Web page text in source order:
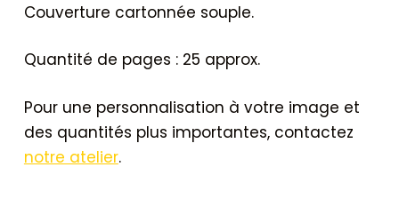
Couverture cartonnée souple.
Quantité de pages : 25 approx.
Pour une personnalisation à votre image et
des quantités plus importantes, contactez
notre atelier.